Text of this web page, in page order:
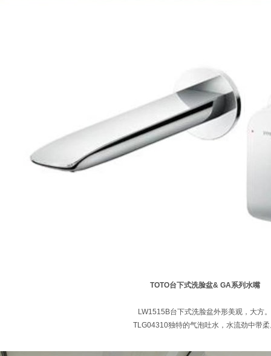
TOTO台下式洗脸盆& GA系列水嘴
LW1515B台下式洗脸盆外形美观，大方
TLG04310独特的气泡吐水，水流劲中带